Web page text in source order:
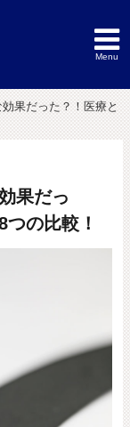
果だった？！医療と
果だっ
の比較！